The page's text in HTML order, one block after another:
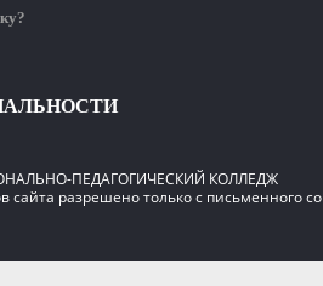
ПЕДАГОГИЧЕСКИЙ КОЛЛЕДЖ
сайта разрешено только с письменного